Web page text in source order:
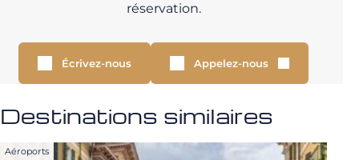
réservation.
Écrivez-nous Appelez-nous
Destinations similaires
Aéroports